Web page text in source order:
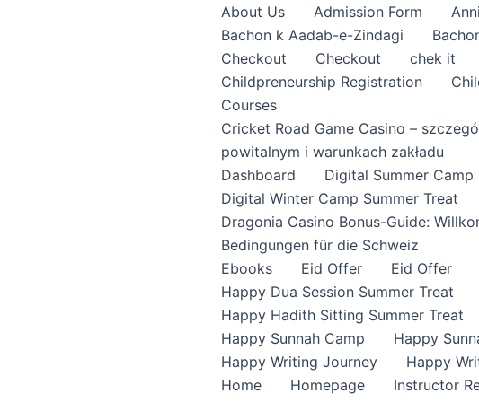
About Us Admission Form
Bachon k Aadab-e-Zindagi
Checkout
Checkout chek it
Childpreneurship Registration
Courses
Cricket Road Game Casino –
powitalnym i warunkach zakładu
Dashboard
Digital Summer Camp
Digital Winter Camp Summer Treat
Dragonia Casino Bonus-Guide:
Bedingungen für die Schweiz
Ebooks
Eid Offer Eid Offer
Happy Dua Session Summer Treat
Happy Hadith Sitting Summer Treat
Happy Sunnah Camp
Happy
Happy Writing Journey
Happy
Home
Homepage Instructor